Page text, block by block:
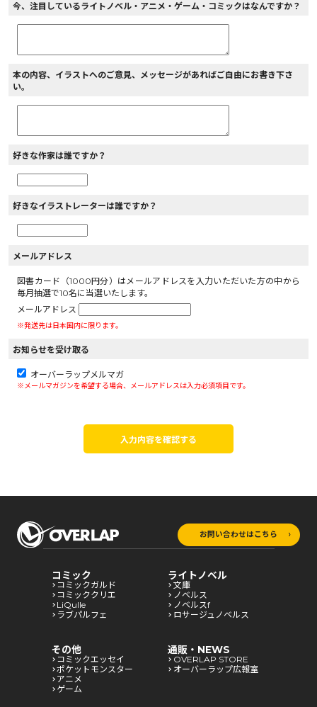
今、注目しているライトノベル・アニメ・ゲーム・コミックはなんですか？
本の内容、イラストへのご意見、メッセージがあればご自由にお書き下さ
い。
好きな作家は誰ですか？
好きなイラストレーターは誰ですか？
メールアドレス
図書カード（1000円分）はメールアドレスを入力いただいた方の中から
毎月抽選で10名に当選いたします。
メールアドレス
※発送先は日本国内に限ります。
お知らせを受け取る
オーバーラップメルマガ
※メールマガジンを希望する場合、メールアドレスは入力必須項目です。
入力内容を確認する
お問い合わせはこちら
コミック
コミックガルド
コミッククリエ
LiQulle
ラブパルフェ
ライトノベル
文庫
ノベルス
ノベルスf
ロサージュノベルス
その他
コミックエッセイ
ポケットモンスター
アニメ
ゲーム
通販・NEWS
OVERLAP STORE
オーバーラップ広報室